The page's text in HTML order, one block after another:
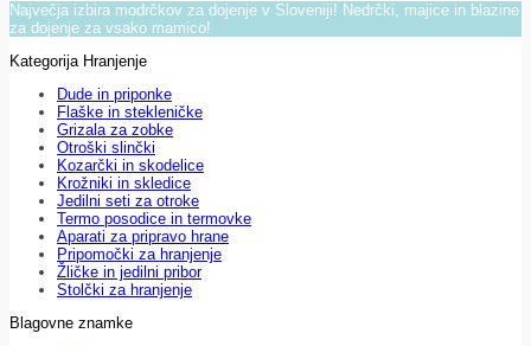
Največja izbira modrčkov za dojenje v Sloveniji! Nedrčki, majice in blazine
za dojenje za vsako mamico!
Kategorija Hranjenje
Dude in priponke
Flaške in stekleničke
Grizala za zobke
Otroški slinčki
Kozarčki in skodelice
Krožniki in skledice
Jedilni seti za otroke
Termo posodice in termovke
Aparati za pripravo hrane
Pripomočki za hranjenje
Žličke in jedilni pribor
Stolčki za hranjenje
Blagovne znamke